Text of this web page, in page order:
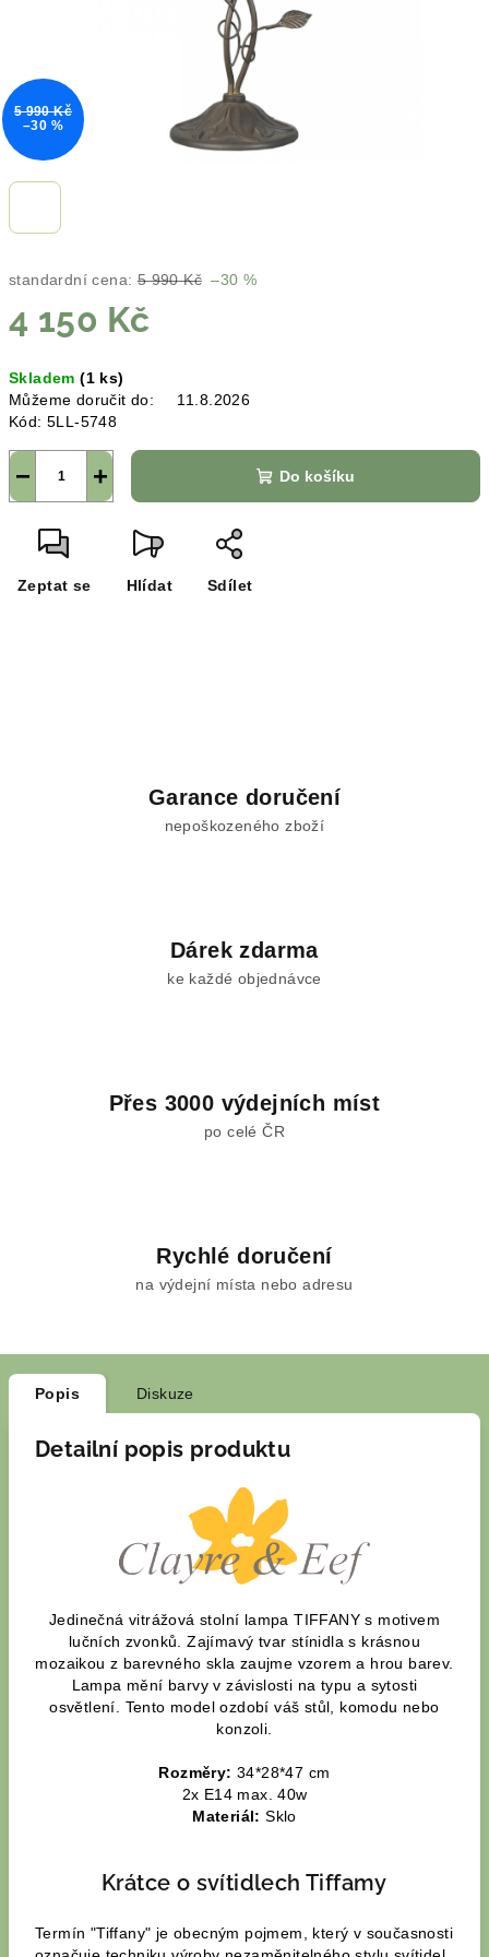
standardní cena: 5 990 Kč –30 %
4 150 Kč
cena:
Skladem(1 ks)
Můžeme doručit do:
11.8.2026
Kód: 5LL-5748
+
− Do košíku
Zeptat se Hlídat Sdílet
5 990 Kč
–30 %
Garance doručení
nepoškozeného zboží
Dárek zdarma
ke každé objednávce
Přes 3000 výdejních míst
po celé ČR
Rychlé doručení
na výdejní místa nebo adresu
Popis Diskuze
Detailní popis produktu
Jedinečná vitrážová stolní lampa TIFFANY s motivem
lučních zvonků. Zajímavý tvar stínidla s krásnou
mozaikou z barevného skla zaujme vzorem a hrou barev.
Lampa mění barvy v závislosti na typu a sytosti
osvětlení. Tento model ozdobí váš stůl, komodu nebo
konzoli.
Rozměry: 34*28*47 cm
2x E14 max. 40w
Materiál:Sklo
Krátce o svítidlech Tiffamy
Termín "Tiffany" je obecným pojmem, který v současnosti